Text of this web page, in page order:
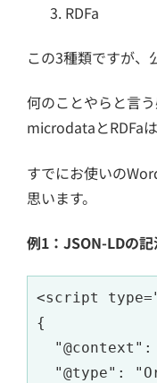
RDFa
この3種類ですが、
何のことやらと言
microdataとRDFa
すでにお使いの
思います。
例1：JSON-LDの
<script
{
"@context":
"@type":